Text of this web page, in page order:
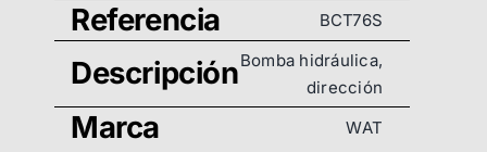
Referencia BCT76S
DescripciónBomba hidráulica,
dirección
Marca WAT